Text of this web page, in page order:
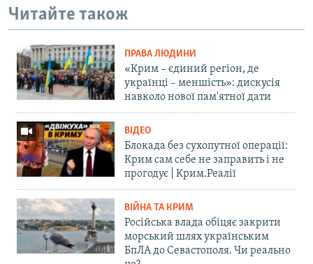
Читайте також
ПРАВА ЛЮДИНИ
«Крим – єдиний регіон, де
українці – меншість»: дискусія
навколо нової пам'ятної дати
ВІДЕО
Блокада без сухопутної операції:
Крим сам себе не заправить і не
прогодує | Крим.Реалії
ВІЙНА ТА КРИМ
Російська влада обіцяє закрити
морський шлях українським
БпЛА до Севастополя. Чи реально